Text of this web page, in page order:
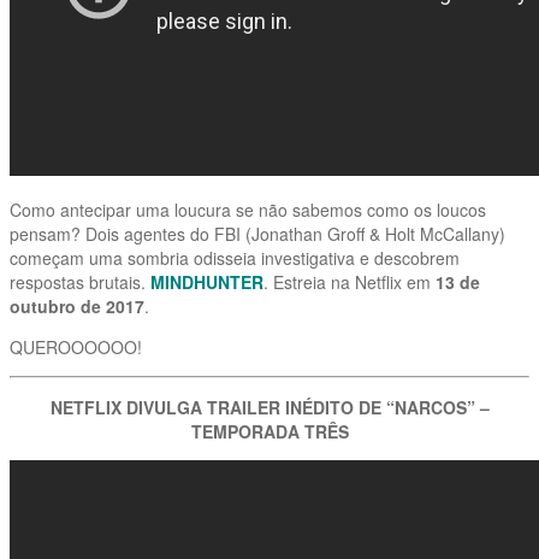
Como antecipar uma loucura se não sabemos como os loucos
pensam? Dois agentes do FBI (Jonathan Groff & Holt McCallany)
começam uma sombria odisseia investigativa e descobrem
respostas brutais. MINDHUNTER. Estreia na Netflix em 13 de
outubro de 2017.
QUEROOOOOO!
NETFLIX DIVULGA TRAILER INÉDITO DE “NARCOS” –
TEMPORADA TRÊS